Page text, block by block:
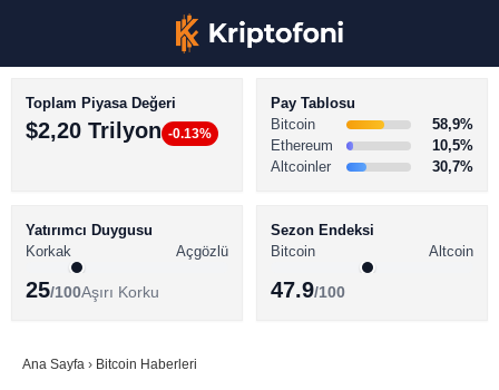
BİTCOİN HABERLERİ
ALTCOİN HABERLERİ
SÖZLÜK
Toplam Piyasa Değeri
$2,20 Trilyon -0.13%
Pay Tablosu
Bitcoin
58,9%
Ethereum
10,5%
Altcoinler
30,7%
Yatırımcı Duygusu
Korkak
Açgözlü
25/100Aşırı Korku
Sezon Endeksi
Bitcoin
Altcoin
47.9/100
Ana Sayfa › Bitcoin Haberleri